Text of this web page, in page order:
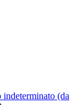
indeterminato (da